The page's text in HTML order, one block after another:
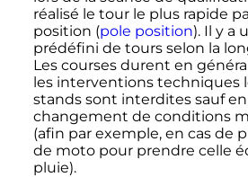
réalisé le tour le plus rapide
position (pole position). Il y a
prédéfini de tours selon la
Les courses durent en
les interventions techniques
stands sont interdites sauf en
changement de conditions
(afin par exemple, en cas de
de moto pour prendre celle
pluie).